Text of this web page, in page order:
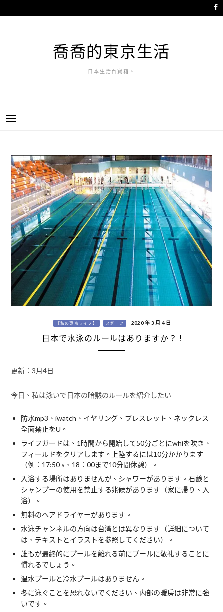
至
喬喬的東京生活
日本生活百寶箱。
【私の東京ライフ】 スポーツ 2020 年 3 月 4 日
日本で水泳のルールはありますか？ !
更新：3月4日
今日、私は泳いで日本の暗黙のルールを紹介したい
防水mp3、iwatch、イヤリング、ブレスレット、ネックレス
全面禁止をU。
ライフガードは、1時間から開始して50分ごとにwhiを吹き、
フィールドをクリアします。上陸するには10分かかります
（例：17:50 s、18：00まで10分間休憩）。
入浴する場所はありませんが、シャワーがあります。石鹸と
シャンプーの使用を禁止する兆候があります（家に帰り、入
浴）。
無料のヘアドライヤーがあります。
水泳チャンネルの方向は台湾とは異なります（詳細について
は、テキストとイラストを参照してください）。
誰もが最終的にプールを離れる前にプールに敬礼することに
慣れるでしょう。
温水プールと冷水プールはありません。
冬に泳ぐことを恐れないでください、内部の暖房は非常に強
いです。